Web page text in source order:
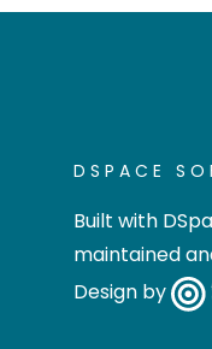
DSPACE
Built with
maintained
Design by